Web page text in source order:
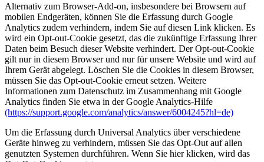
Alternativ zum Browser-Add-on, insbesondere bei Browsern auf
mobilen Endgeräten, können Sie die Erfassung durch Google
Analytics zudem verhindern, indem Sie auf diesen Link klicken. Es
wird ein Opt-out-Cookie gesetzt, das die zukünftige Erfassung Ihrer
Daten beim Besuch dieser Website verhindert. Der Opt-out-Cookie
gilt nur in diesem Browser und nur für unsere Website und wird auf
Ihrem Gerät abgelegt. Löschen Sie die Cookies in diesem Browser,
müssen Sie das Opt-out-Cookie erneut setzen. Weitere
Informationen zum Datenschutz im Zusammenhang mit Google
Analytics finden Sie etwa in der Google Analytics-Hilfe
(https://support.google.com/analytics/answer/6004245?hl=de)
Um die Erfassung durch Universal Analytics über verschiedene
Geräte hinweg zu verhindern, müssen Sie das Opt-Out auf allen
genutzten Systemen durchführen. Wenn Sie hier klicken, wird das